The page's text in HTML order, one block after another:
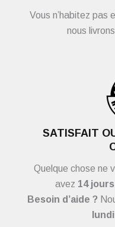
Vous n’habitez pas
nous
SATISFAIT
Quelque chose ne
avez 14
Besoin d’aide ?